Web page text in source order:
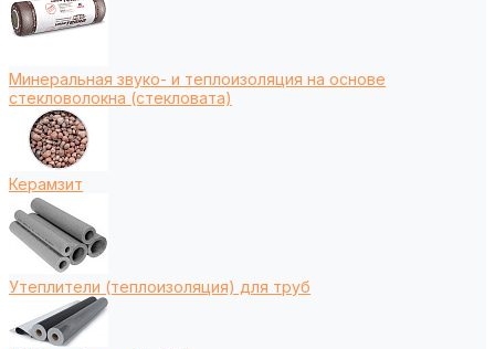
Минеральная звуко- и теплоизоляция на основе
стекловолокна (стекловата)
Керамзит
Утеплители (теплоизоляция) для труб